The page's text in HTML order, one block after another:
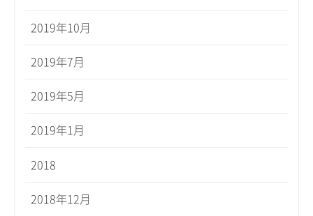
2019年10月
2019年7月
2019年5月
2019年1月
2018
2018年12月